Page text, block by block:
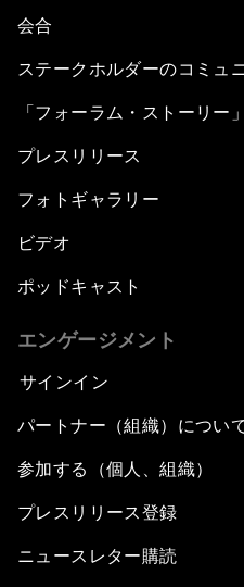
会合
ステークホルダーのコミュ
「フォーラム・ストーリー」
プレスリリース
フォトギャラリー
ビデオ
ポッドキャスト
エンゲージメント
サインイン
パートナー（組織）につい
参加する（個人、組織）
プレスリリース登録
ニュースレター購読